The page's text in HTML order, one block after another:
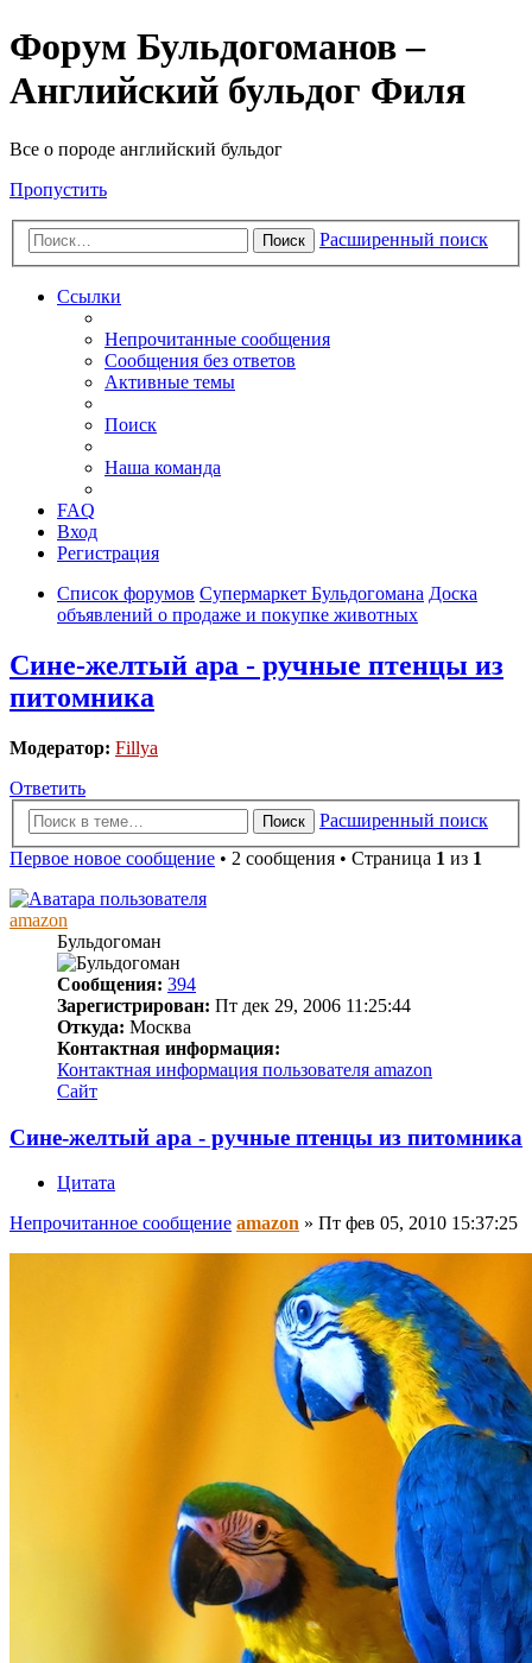
Форум Бульдогоманов –
Английский бульдог Филя
Все о породе английский бульдог
Пропустить
Поиск Расширенный поиск
Ссылки
Непрочитанные сообщения
Сообщения без ответов
Активные темы
Поиск
Наша команда
FAQ
Вход
Регистрация
Список форумов Супермаркет Бульдогомана Доска
объявлений о продаже и покупке животных
Сине-желтый ара - ручные птенцы из
питомника
Модератор: Fillya
Ответить
Поиск
Расширенный поиск
Первое новое сообщение • 2 сообщения • Страница 1 из 1
amazon
Бульдогоман
Сообщения: 394
Зарегистрирован: Пт дек 29, 2006 11:25:44
Откуда: Москва
Контактная информация:
Контактная информация пользователя amazon
Сайт
Сине-желтый ара - ручные птенцы из питомника
Цитата
Непрочитанное сообщение amazon » Пт фев 05, 2010 15:37:25